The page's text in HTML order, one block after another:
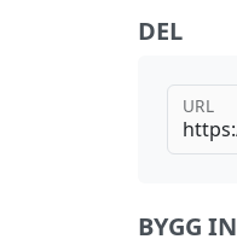
DEL
URL
BYGG